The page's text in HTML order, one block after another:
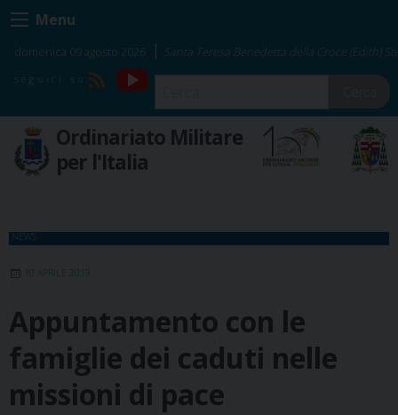
Skip
to
content
Menu
domenica 09 agosto 2026 Santa Teresa Benedetta della Croce (Edith)
RSS
YouTube
Ordinariato Militare
per l'Italia
NEWS
10 APRILE 2019
Appuntamento con le
famiglie dei caduti nelle
missioni di pace